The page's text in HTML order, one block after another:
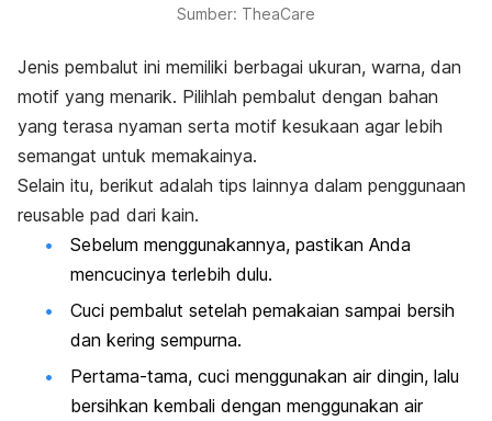
Sumber: TheaCare
Jenis pembalut ini memiliki berbagai ukuran, warna, dan
motif yang menarik. Pilihlah pembalut dengan bahan
yang terasa nyaman serta motif kesukaan agar lebih
semangat untuk memakainya.
Selain itu, berikut adalah tips lainnya dalam penggunaan
reusable pad dari kain.
Sebelum menggunakannya, pastikan Anda
mencucinya terlebih dulu.
Cuci pembalut setelah pemakaian sampai bersih
dan kering sempurna.
Pertama-tama, cuci menggunakan air dingin, lalu
bersihkan kembali dengan menggunakan air